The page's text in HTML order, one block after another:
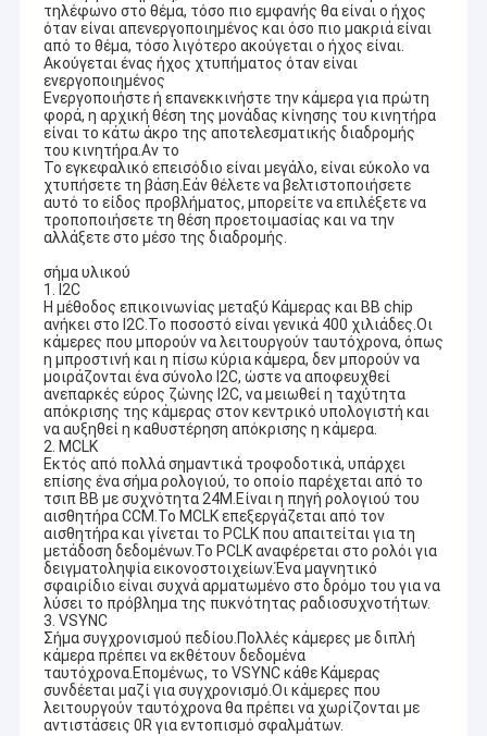
τηλέφωνο στο θέμα, τόσο πιο εμφανής θα είναι ο ήχος
όταν είναι απενεργοποιημένος και όσο πιο μακριά είναι
από το θέμα, τόσο λιγότερο ακούγεται ο ήχος είναι.
Ακούγεται ένας ήχος χτυπήματος όταν είναι
ενεργοποιημένος
Ενεργοποιήστε ή επανεκκινήστε την κάμερα για πρώτη
φορά, η αρχική θέση της μονάδας κίνησης του κινητήρα
είναι το κάτω άκρο της αποτελεσματικής διαδρομής
του κινητήρα.Αν το
Το εγκεφαλικό επεισόδιο είναι μεγάλο, είναι εύκολο να
χτυπήσετε τη βάση.Εάν θέλετε να βελτιστοποιήσετε
αυτό το είδος προβλήματος, μπορείτε να επιλέξετε να
τροποποιήσετε τη θέση προετοιμασίας και να την
αλλάξετε στο μέσο της διαδρομής.
σήμα υλικού
1. I2C
Η μέθοδος επικοινωνίας μεταξύ Κάμερας και BB chip
ανήκει στο I2C.Το ποσοστό είναι γενικά 400 χιλιάδες.Οι
κάμερες που μπορούν να λειτουργούν ταυτόχρονα, όπως
η μπροστινή και η πίσω κύρια κάμερα, δεν μπορούν να
μοιράζονται ένα σύνολο I2C, ώστε να αποφευχθεί
ανεπαρκές εύρος ζώνης I2C, να μειωθεί η ταχύτητα
απόκρισης της κάμερας στον κεντρικό υπολογιστή και
να αυξηθεί η καθυστέρηση απόκρισης η κάμερα.
2. MCLK
Εκτός από πολλά σημαντικά τροφοδοτικά, υπάρχει
επίσης ένα σήμα ρολογιού, το οποίο παρέχεται από το
τσιπ BB με συχνότητα 24M.Είναι η πηγή ρολογιού του
αισθητήρα CCM.Το MCLK επεξεργάζεται από τον
αισθητήρα και γίνεται το PCLK που απαιτείται για τη
μετάδοση δεδομένων.Το PCLK αναφέρεται στο ρολόι για
δειγματοληψία εικονοστοιχείων.Ένα μαγνητικό
σφαιρίδιο είναι συχνά αρματωμένο στο δρόμο του για να
λύσει το πρόβλημα της πυκνότητας ραδιοσυχνοτήτων.
3. VSYNC
Σήμα συγχρονισμού πεδίου.Πολλές κάμερες με διπλή
κάμερα πρέπει να εκθέτουν δεδομένα
ταυτόχρονα.Επομένως, το VSYNC κάθε Κάμερας
συνδέεται μαζί για συγχρονισμό.Οι κάμερες που
λειτουργούν ταυτόχρονα θα πρέπει να χωρίζονται με
αντιστάσεις 0R για εντοπισμό σφαλμάτων.